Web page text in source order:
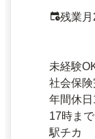
残業
未経験
社会保
年間休
17時ま
駅チカ